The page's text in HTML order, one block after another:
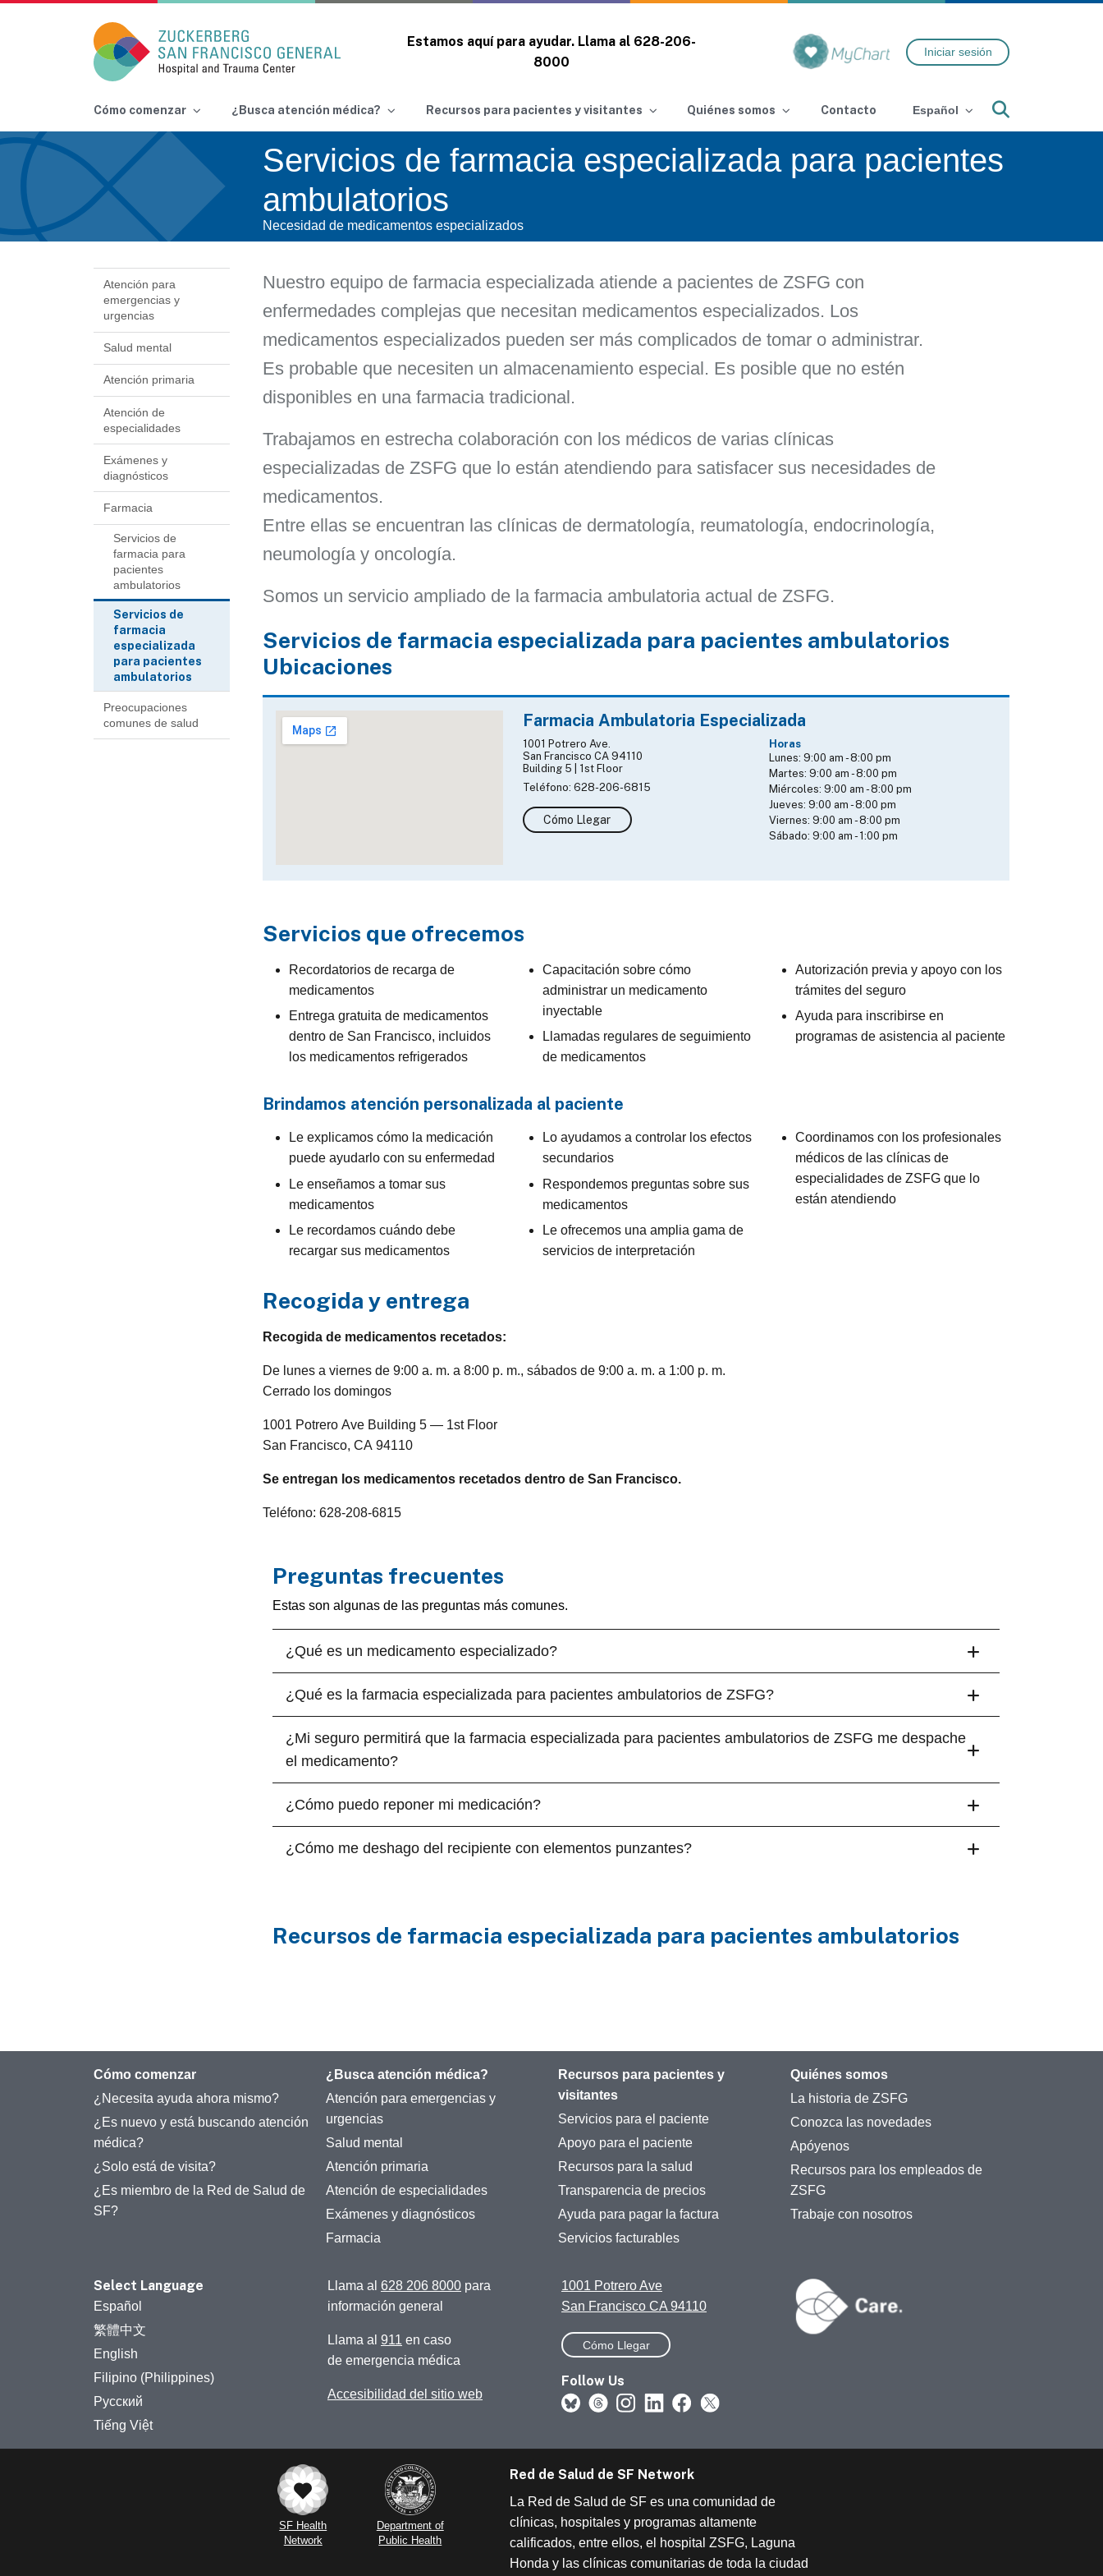
Skip to content
Main Navigation
Estamos aquí para ayudar. Llama al 628-206-
8000
Iniciar sesión
Cómo comenzar ¿Busca atención médica? Recursos para pacientes y visitantes Quiénes somos Contacto Español
Servicios de farmacia especializada para pacientes
ambulatorios
Necesidad de medicamentos especializados
Atención para
emergencias y
urgencias
Salud mental
Atención primaria
Atención de
especialidades
Exámenes y
diagnósticos
Farmacia
Servicios de
farmacia para
pacientes
ambulatorios
Servicios de
farmacia
especializada
para pacientes
ambulatorios
Preocupaciones
comunes de salud
Nuestro equipo de farmacia especializada atiende a pacientes de ZSFG con
enfermedades complejas que necesitan medicamentos especializados. Los
medicamentos especializados pueden ser más complicados de tomar o administrar.
Es probable que necesiten un almacenamiento especial. Es posible que no estén
disponibles en una farmacia tradicional.
Trabajamos en estrecha colaboración con los médicos de varias clínicas
especializadas de ZSFG que lo están atendiendo para satisfacer sus necesidades de
medicamentos.
Entre ellas se encuentran las clínicas de dermatología, reumatología, endocrinología,
neumología y oncología.
Somos un servicio ampliado de la farmacia ambulatoria actual de ZSFG.
Servicios de farmacia especializada para pacientes ambulatorios
Ubicaciones
Farmacia Ambulatoria Especializada
1001 Potrero Ave.
San Francisco CA 94110
Building 5 | 1st Floor
Teléfono: 628-206-6815
Cómo Llegar
Horas
Lunes:9:00 am -8:00 pm
Martes:9:00 am -8:00 pm
Miércoles:9:00 am -8:00 pm
Jueves:9:00 am -8:00 pm
Viernes:9:00 am -8:00 pm
Sábado:9:00 am - 1:00 pm
Servicios que ofrecemos
Recordatorios de recarga de
medicamentos
Entrega gratuita de medicamentos
dentro de San Francisco, incluidos
los medicamentos refrigerados
Capacitación sobre cómo
administrar un medicamento
inyectable
Llamadas regulares de seguimiento
de medicamentos
Autorización previa y apoyo con los
trámites del seguro
Ayuda para inscribirse en
programas de asistencia al paciente
Brindamos atención personalizada al paciente
Le explicamos cómo la medicación
puede ayudarlo con su enfermedad
Le enseñamos a tomar sus
medicamentos
Le recordamos cuándo debe
recargar sus medicamentos
Lo ayudamos a controlar los efectos
secundarios
Respondemos preguntas sobre sus
medicamentos
Le ofrecemos una amplia gama de
servicios de interpretación
Coordinamos con los profesionales
médicos de las clínicas de
especialidades de ZSFG que lo
están atendiendo
Recogida y entrega
Recogida de medicamentos recetados:
De lunes a viernes de 9:00 a. m. a 8:00 p. m., sábados de 9:00 a. m. a 1:00 p. m.
Cerrado los domingos
1001 Potrero Ave Building 5 — 1st Floor
San Francisco, CA 94110
Se entregan los medicamentos recetados dentro de San Francisco.
Teléfono: 628-208-6815
Preguntas frecuentes
Estas son algunas de las preguntas más comunes.
¿Qué es un medicamento especializado?
¿Qué es la farmacia especializada para pacientes ambulatorios de ZSFG?
¿Mi seguro permitirá que la farmacia especializada para pacientes ambulatorios de ZSFG me despache
el medicamento?
¿Cómo puedo reponer mi medicación?
¿Cómo me deshago del recipiente con elementos punzantes?
Recursos de farmacia especializada para pacientes ambulatorios
Cómo comenzar
¿Necesita ayuda ahora mismo?
¿Es nuevo y está buscando atención
médica?
¿Solo está de visita?
¿Es miembro de la Red de Salud de
SF?
¿Busca atención médica?
Atención para emergencias y
urgencias
Salud mental
Atención primaria
Atención de especialidades
Exámenes y diagnósticos
Farmacia
Recursos para pacientes y
visitantes
Servicios para el paciente
Apoyo para el paciente
Recursos para la salud
Transparencia de precios
Ayuda para pagar la factura
Servicios facturables
Quiénes somos
La historia de ZSFG
Conozca las novedades
Apóyenos
Recursos para los empleados de
ZSFG
Trabaje con nosotros
Select Language
Español
繁體中文
English
Filipino (Philippines)
Русский
Tiếng Việt
Llama al 628 206 8000 para
información general
Llama al 911 en caso
de emergencia médica
Accesibilidad del sitio web
1001 Potrero Ave
San Francisco CA 94110
Cómo Llegar
Follow Us
SF Health
Network
Department of
Public Health
Red de Salud de SF Network
La Red de Salud de SF es una comunidad de
clínicas, hospitales y programas altamente
calificados, entre ellos, el hospital ZSFG, Laguna
Honda y las clínicas comunitarias de toda la ciudad